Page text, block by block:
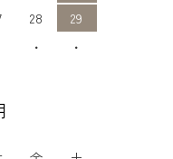
28
29
・ ・